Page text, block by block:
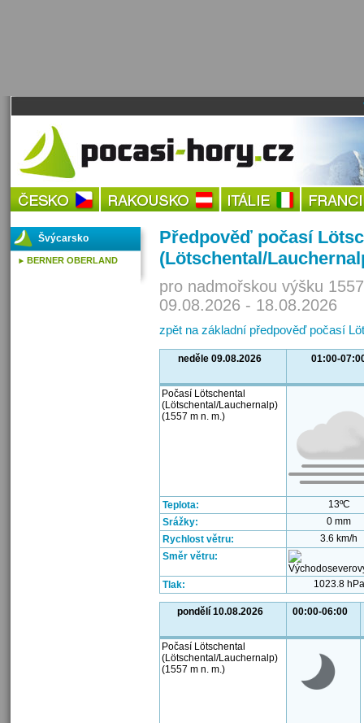
Předpověď počasí
(Lötschental/
pro nadmořskou výšku
09.08.2026 - 18.08.2026
zpět na základní předpověď počasí
neděle 09.08.2026 01:00-
Počasí Lötschental
(Lötschental/Lauchernalp)
(1557 m n. m.)
Teplota:
13ºC
Srážky:
0 mm
Rychlost větru:
3.6 km/h
Směr větru:
Tlak: 1023.8 hPa
pondělí 10.08.2026 00:00-06:00
Počasí Lötschental
(Lötschental/Lauchernalp)
(1557 m n. m.)
Švýcarsko
BERNER OBERLAND